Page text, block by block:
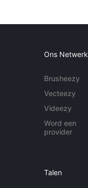
Ons Netwerk
Brusheezy
Vecteezy
Videezy
Word een
provider
Talen